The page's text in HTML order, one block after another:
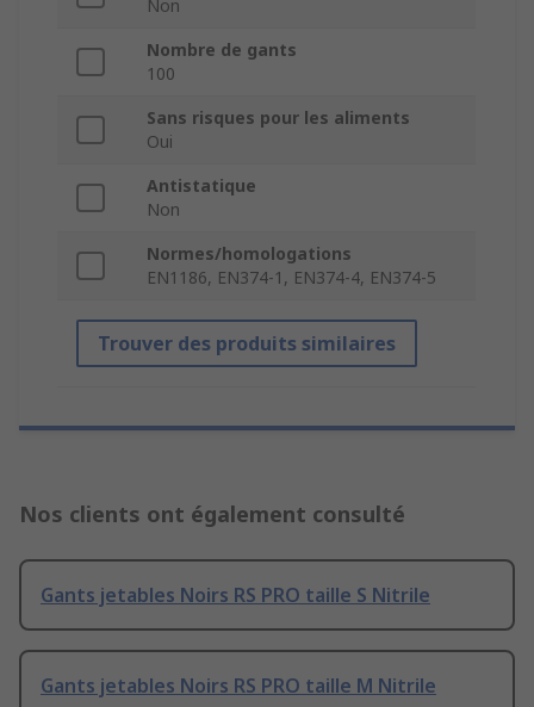
Non
Nombre de gants
100
Sans risques pour les aliments
Oui
Antistatique
Non
Normes/homologations
EN1186, EN374-1, EN374-4, EN374-5
Trouver des produits similaires
Nos clients ont également consulté
Gants jetables Noirs RS PRO taille S Nitrile
Gants jetables Noirs RS PRO taille M Nitrile